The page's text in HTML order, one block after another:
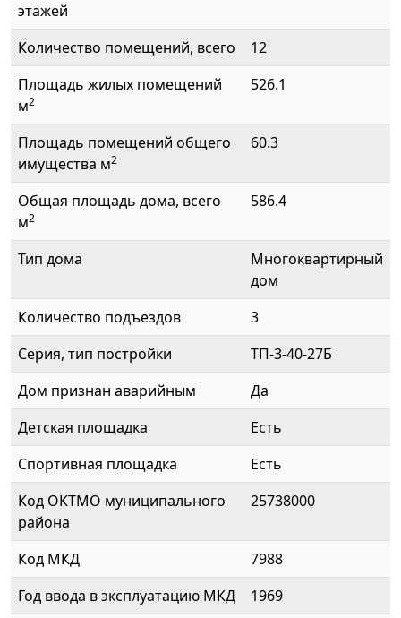
этажей
Количество помещений, всего
12
Площадь жилых помещений
м2
526.1
Площадь помещений общего
имущества м2
60.3
Общая площадь дома, всего
м2
586.4
Тип дома
Многоквартирный
дом
Количество подъездов
3
Серия, тип постройки
ТП-3-40-27Б
Дом признан аварийным
Да
Детская площадка
Есть
Спортивная площадка
Есть
Код ОКТМО муниципального
района
25738000
Код МКД
7988
Год ввода в эксплуатацию МКД
1969